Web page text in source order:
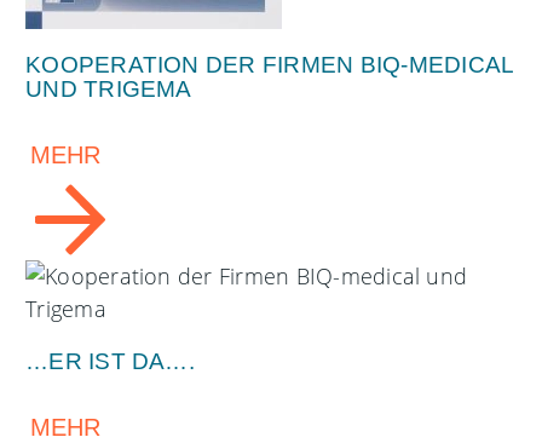
KOOPERATION DER FIRMEN BIQ-MEDICAL
UND TRIGEMA
MEHR
…ER IST DA….
MEHR